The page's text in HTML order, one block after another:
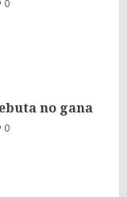
0
no gana
0